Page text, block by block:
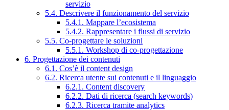
servizio
5.4. Descrivere il funzionamento del servizio
5.4.1. Mappare l’ecosistema
5.4.2. Rappresentare i flussi di servizio
5.5. Co-progettare le soluzioni
5.5.1. Workshop di co-progettazione
6. Progettazione dei contenuti
6.1. Cos’è il content design
6.2. Ricerca utente sui contenuti e il linguaggio
6.2.1. Content discovery
6.2.2. Dati di ricerca (search keywords)
6.2.3. Ricerca tramite analytics